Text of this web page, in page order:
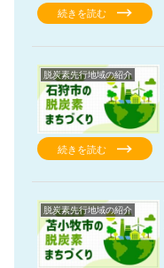
続きを読む
脱炭素先行地域の紹介
続きを読む
脱炭素先行地域の紹介